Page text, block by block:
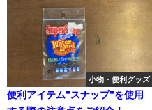
小物・便利グッズ
便利アイテム”スナップ”を使用